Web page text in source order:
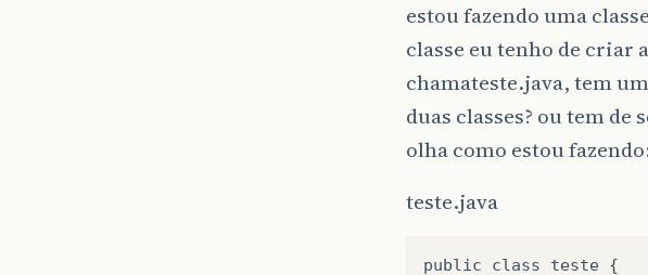
estou fazendo uma
classe eu tenho de criar
chamateste.java, tem
duas classes? ou tem de
olha como estou
teste.java
public class teste {